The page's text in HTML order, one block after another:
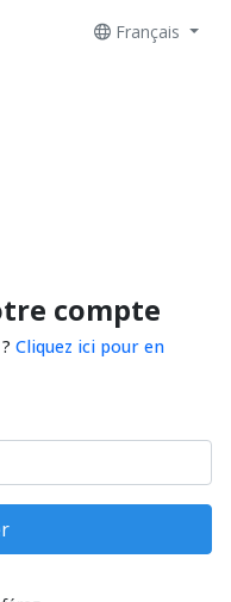
Français
compte
Cliquez ici pour en